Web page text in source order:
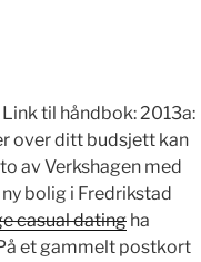
til håndbok: 2013a:
over ditt budsjett kan
av Verkshagen med
bolig i Fredrikstad
casual dating ha
et gammelt postkort